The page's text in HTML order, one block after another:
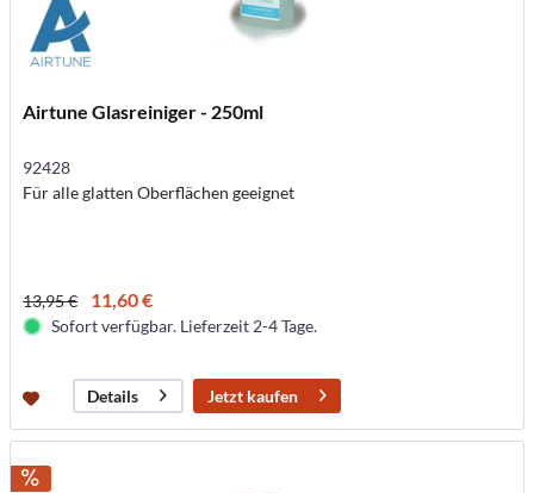
Airtune Glasreiniger - 250ml
92428
Für alle glatten Oberflächen geeignet
13,95 € 11,60 €
Sofort verfügbar. Lieferzeit 2-4 Tage.
Details Jetzt kaufen